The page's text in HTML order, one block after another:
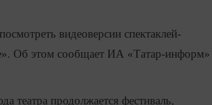
видеоверсии спектаклей-
Об этом сообщает ИА «Татар-информ»
театра продолжается фестиваль,